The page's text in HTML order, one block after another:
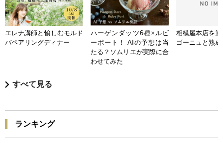
エレナ講師と愉しむモルド
バペアリングディナー
ハーゲンダッツ6種×ルビ
ーポート！ AIの予想は当
たる？ソムリエが実際に合
わせてみた
相模屋本店を
ゴーニュと熟
すべて見る
ランキング